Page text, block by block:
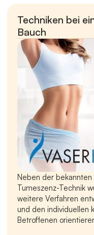
Techniken bei
Bauch
Neben der
Tumeszenz-Technik
weitere Verfahren
und den individuellen
Betroffenen